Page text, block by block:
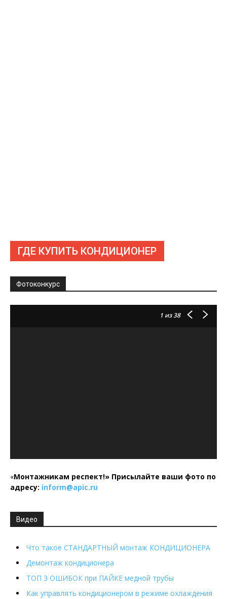
ГДЕ КУПИТЬ КОНДИЦИОНЕР
Фотоконкурс
1 из 38
«Монтажникам респект!» Присылайте ваши фото по
адресу: inform@apic.ru
Видео
Что такое СТАНДАРТНЫЙ монтаж КОНДИЦИОНЕРА
Демонтаж кондиционера
ТОП 3 ОШИБОК при ПАЙКЕ медной трубы
Как управлять кондиционером в режиме охлаждения